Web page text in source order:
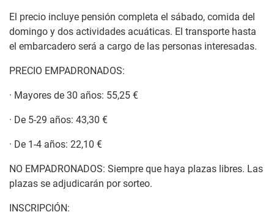
El precio incluye pensión completa el sábado, comida del
domingo y dos actividades acuáticas. El transporte hasta
el embarcadero será a cargo de las personas interesadas.
PRECIO EMPADRONADOS:
· Mayores de 30 años: 55,25 €
· De 5-29 años: 43,30 €
· De 1-4 años: 22,10 €
NO EMPADRONADOS: Siempre que haya plazas libres. Las
plazas se adjudicarán por sorteo.
INSCRIPCIÓN: